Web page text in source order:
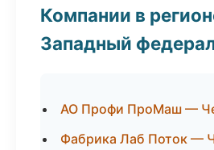
Компании в
Западный
АО Профи ПроМаш —
Фабрика Лаб Поток —